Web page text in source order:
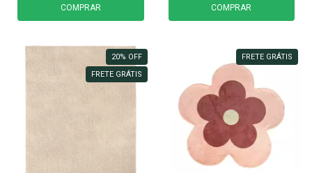
COMPRAR COMPRAR
20% OFF
FRETE GRÁTIS
FRETE GRÁTIS